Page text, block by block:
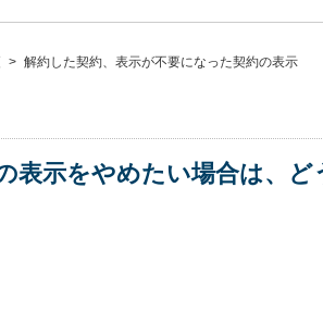
> 解約した契約、表示が不要になった契約の表示
表示をやめたい場合は、